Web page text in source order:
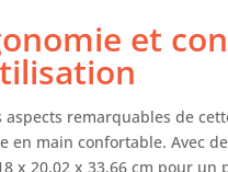
quel côté
les
tenez sur
lorsque
et
aspects remarquables de
en main confortable. Avec
x 20,02 x 33,66 cm pour un